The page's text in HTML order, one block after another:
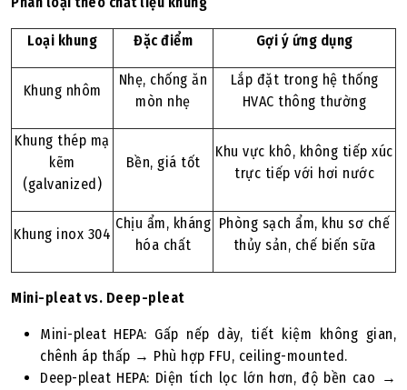
Loại khung Đặc điểm Gợi ý ứng dụng
Khung nhôm
Nhẹ, chống ăn
mòn nhẹ
Lắp đặt trong hệ thống
HVAC thông thường
Khung thép mạ
kẽm
(galvanized)
Bền, giá tốt
Khu vực khô, không tiếp xúc
trực tiếp với hơi nước
Khung inox 304
Chịu ẩm, kháng
hóa chất
Phòng sạch ẩm, khu sơ chế
thủy sản, chế biến sữa
Mini-pleat vs. Deep-pleat
Mini-pleat HEPA: Gấp nếp dày, tiết kiệm không gian,
chênh áp thấp → Phù hợp FFU, ceiling-mounted.
Deep-pleat HEPA: Diện tích lọc lớn hơn, độ bền cao →